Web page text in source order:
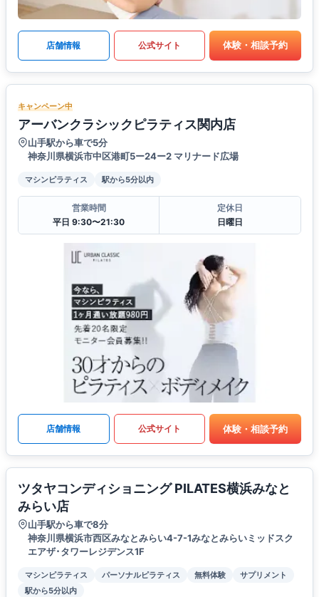
店舗情報 公式サイト 体験・相談予約
キャンペーン中
アーバンクラシックピラティス関内店
山手駅から車で5分
神奈川県横浜市中区港町5ー24ー2 マリナード広場
マシンピラティス 駅から5分以内
営業時間
平日 9:30〜21:30
定休日
日曜日
店舗情報 公式サイト 体験・相談予約
ツタヤコンディショニング PILATES横浜みなと
みらい店
山手駅から車で8分
神奈川県横浜市西区みなとみらい4-7-1みなとみらいミッドスク
エアザ･タワーレジデンス1F
マシンピラティス パーソナルピラティス 無料体験
サプリメント
駅から5分以内